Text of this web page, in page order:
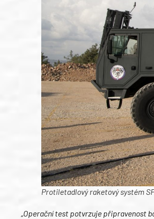
Protiletadlový raketový systém
„Operační test potvrzuje připravenost